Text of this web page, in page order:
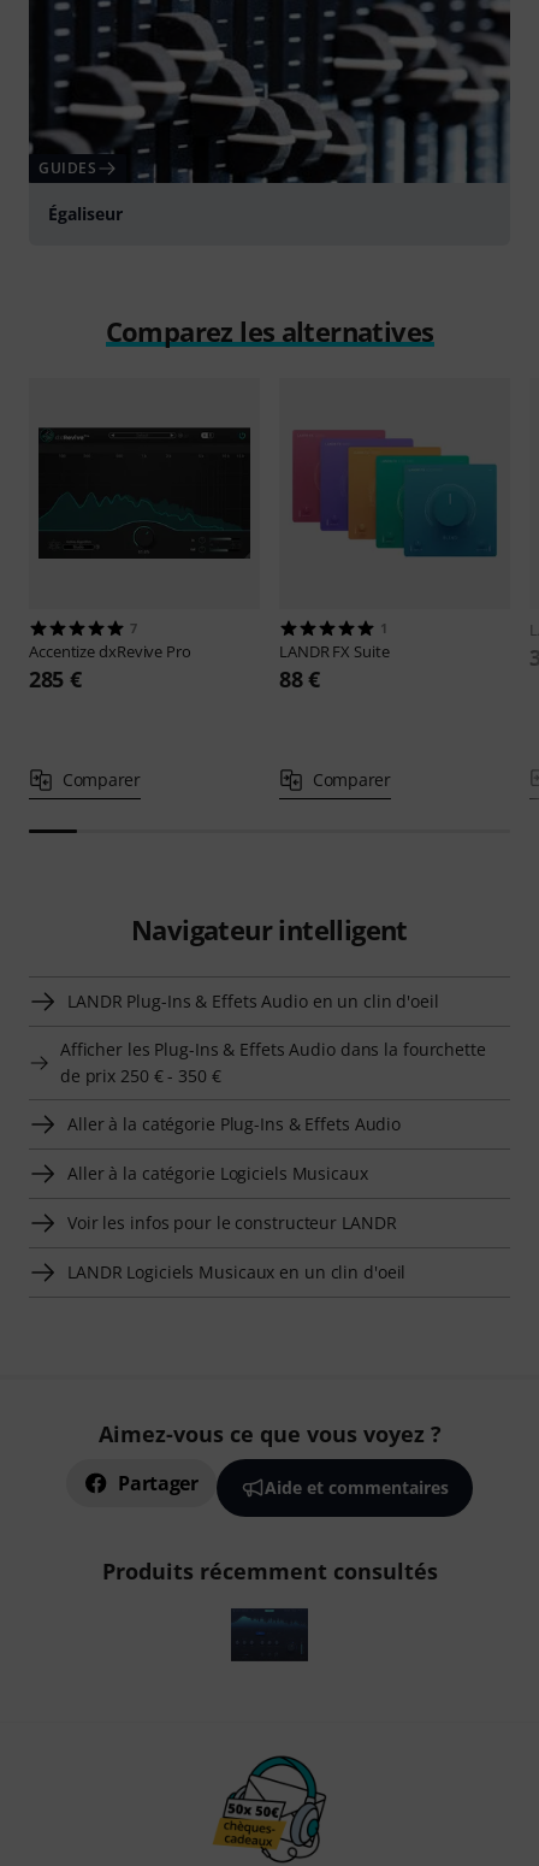
GUIDES
Égaliseur
Comparez les alternatives
7
Accentize dxRevive Pro
285 €
Comparer
1
LANDRFX Suite
88 €
Comparer
Navigateur intelligent
LANDR Plug-Ins & Effets Audio en un clin d'oeil
Afficher les Plug-Ins & Effets Audio dans la fourchette
de prix 250 € - 350 €
Aller à la catégorie Plug-Ins & Effets Audio
Aller à la catégorie Logiciels Musicaux
Voir les infos pour le constructeur LANDR
LANDR Logiciels Musicaux en un clin d'oeil
Aimez-vous ce que vous voyez ?
Partager Aide et commentaires
Produits récemment consultés